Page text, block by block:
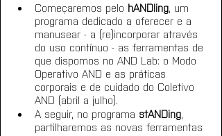
Começaremos pelo hANDling, um
programa dedicado a oferecer e a
manusear - a (re)incorporar através
do uso contínuo - as ferramentas de
que dispomos no AND Lab: o Modo
Operativo AND e as práticas
corporais e de cuidado do Coletivo
AND (abril a julho).
A seguir, no programa stANDing,
partilharemos as novas ferramentas